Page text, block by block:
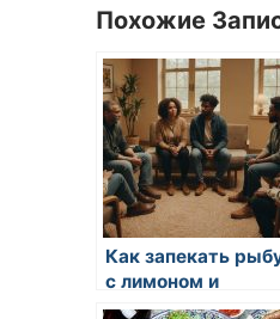
Похожие
Как запекать
с лимоном и
пряностями